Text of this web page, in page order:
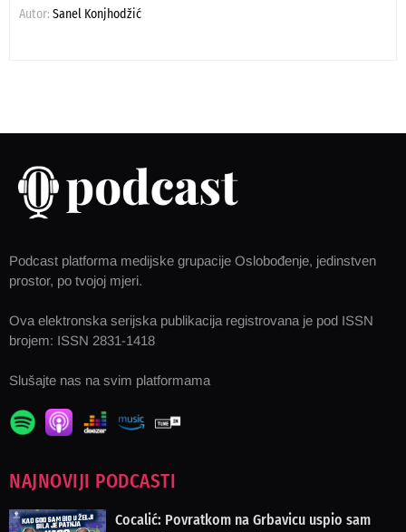
Autor: Sanel Konjhodžić
Podcast platforma medijske grupacije Oslobođenje, jedinstven
prostor, po tvojoj mjeri.
Ova elektronska serijska publikacija registrovana je pod ISSN
brojem: ISSN 2831-1418
Slušajte nas na svim platformama
NAJNOVIJI PODCASTI
Cocalić: Povratkom na Grbavicu uspio sam